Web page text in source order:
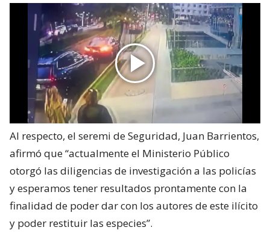
Al respecto, el seremi de Seguridad, Juan Barrientos,
afirmó que “actualmente el Ministerio Público
otorgó las diligencias de investigación a las policías
y esperamos tener resultados prontamente con la
finalidad de poder dar con los autores de este ilícito
y poder restituir las especies”.